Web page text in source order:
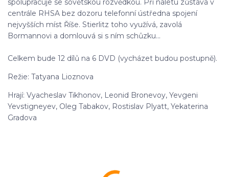
spolupracuje se sovětskou rozvědkou. Při náletu zůstává v
centrále RHSA bez dozoru telefonní ústředna spojení
nejvyšších míst Říše. Stierlitz toho využívá, zavolá
Bormannovi a domlouvá si s ním schůzku...
Celkem bude 12 dílů na 6 DVD (vycházet budou postupně).
Režie: Tatyana Lioznova
Hrají: Vyacheslav Tikhonov, Leonid Bronevoy, Yevgeni
Yevstigneyev, Oleg Tabakov, Rostislav Plyatt, Yekaterina
Gradova